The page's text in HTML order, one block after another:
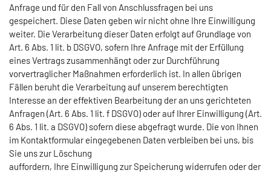
Anfrage und für den Fall von Anschlussfragen bei uns
gespeichert. Diese Daten geben wir nicht ohne Ihre Einwilligung
weiter. Die Verarbeitung dieser Daten erfolgt auf Grundlage von
Art. 6 Abs. 1 lit. b DSGVO, sofern Ihre Anfrage mit der Erfüllung
eines Vertrags zusammenhängt oder zur Durchführung
vorvertraglicher Maßnahmen erforderlich ist. In allen übrigen
Fällen beruht die Verarbeitung auf unserem berechtigten
Interesse an der effektiven Bearbeitung der an uns gerichteten
Anfragen (Art. 6 Abs. 1 lit. f DSGVO) oder auf Ihrer Einwilligung (Art.
6 Abs. 1 lit. a DSGVO) sofern diese abgefragt wurde. Die von Ihnen
im Kontaktformular eingegebenen Daten verbleiben bei uns, bis
Sie uns zur Löschung
auffordern, Ihre Einwilligung zur Speicherung widerrufen oder der